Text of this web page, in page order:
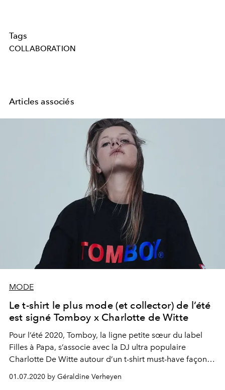
Tags
COLLABORATION
Articles associés
MODE
Le t-shirt le plus mode (et collector) de l’été
est signé Tomboy x Charlotte de Witte
Pour l’été 2020, Tomboy, la ligne petite sœur du label
Filles à Papa, s’associe avec la DJ ultra populaire
Charlotte De Witte autour d’un t-shirt must-have façon
merchandising de tournée musicale, à l’heure où tous
les événements du genre ont été annulés à cause de la
01.07.2020 by Géraldine Verheyen